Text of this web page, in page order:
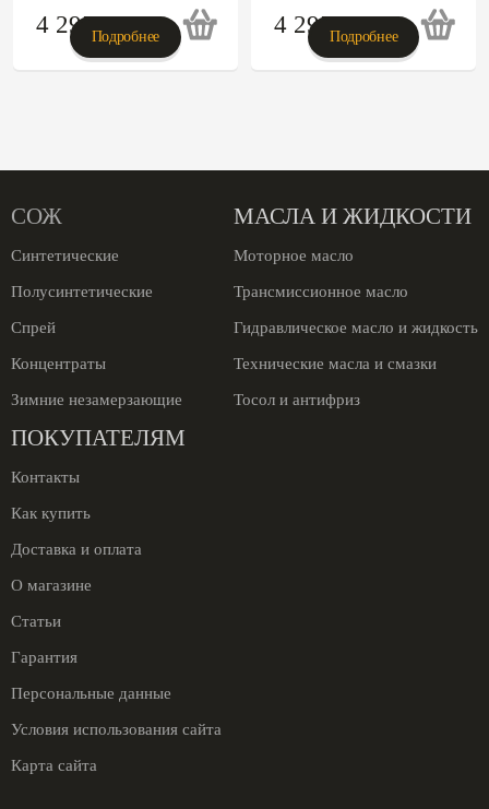
4 295p
Подробнее 4 295p
Подробнее
СОЖ
Синтетические
Полусинтетические
Спрей
Концентраты
Зимние незамерзающие
МАСЛА И ЖИДКОСТИ
Моторное масло
Трансмиссионное масло
Гидравлическое масло и жидкость
Технические масла и смазки
Тосол и антифриз
ПОКУПАТЕЛЯМ
Контакты
Как купить
Доставка и оплата
О магазине
Статьи
Гарантия
Персональные данные
Условия использования сайта
Карта сайта